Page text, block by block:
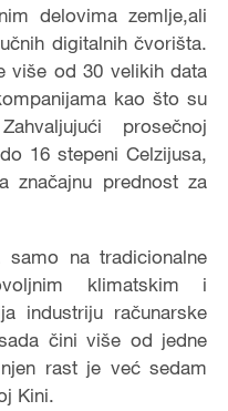
delovima zemlje,ali
digitalnih čvorišta.
više od 30 velikih data
kao što su
prosečnoj
16 stepeni Celzijusa,
značajnu prednost za
na tradicionalne
klimatskim i
industriju računarske
čini više od jedne
rast je već sedam
Kini.